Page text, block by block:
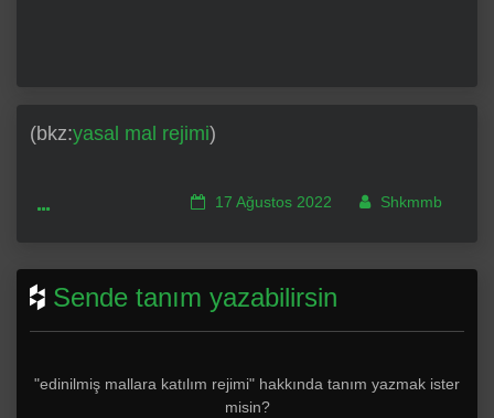
(bkz:yasal mal rejimi)
17 Ağustos 2022 Shkmmb
Sende tanım yazabilirsin
"edinilmiş mallara katılım rejimi" hakkında tanım yazmak ister
misin?